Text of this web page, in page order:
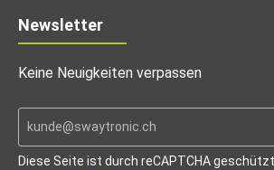
Newsletter
Keine Neuigkeiten verpassen
Diese Seite ist durch reCAPTCHA